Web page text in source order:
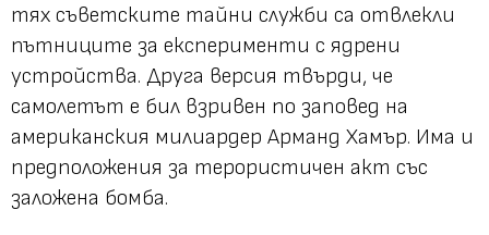
тях съветските тайни служби са отвлекли
пътниците за експерименти с ядрени
устройства. Друга версия твърди, че
самолетът е бил взривен по заповед на
американския милиардер Арманд Хамър. Има и
предположения за терористичен акт със
заложена бомба.